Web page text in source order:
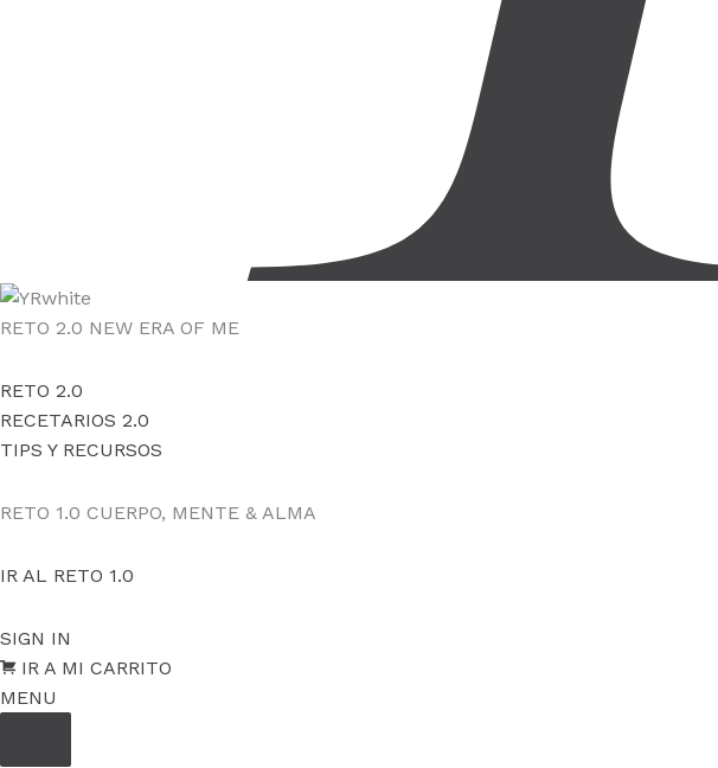
RETO 2.0 NEW ERA OF ME
RETO 2.0
RECETARIOS 2.0
TIPS Y RECURSOS
RETO 1.0 CUERPO, MENTE & ALMA
IR AL RETO 1.0
SIGN IN
IR A MI CARRITO
MENU